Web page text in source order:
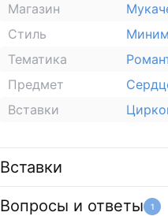
Магазин
Стиль
Тематика
Предмет
Вставки
Вставки
Вопросы и ответы 1